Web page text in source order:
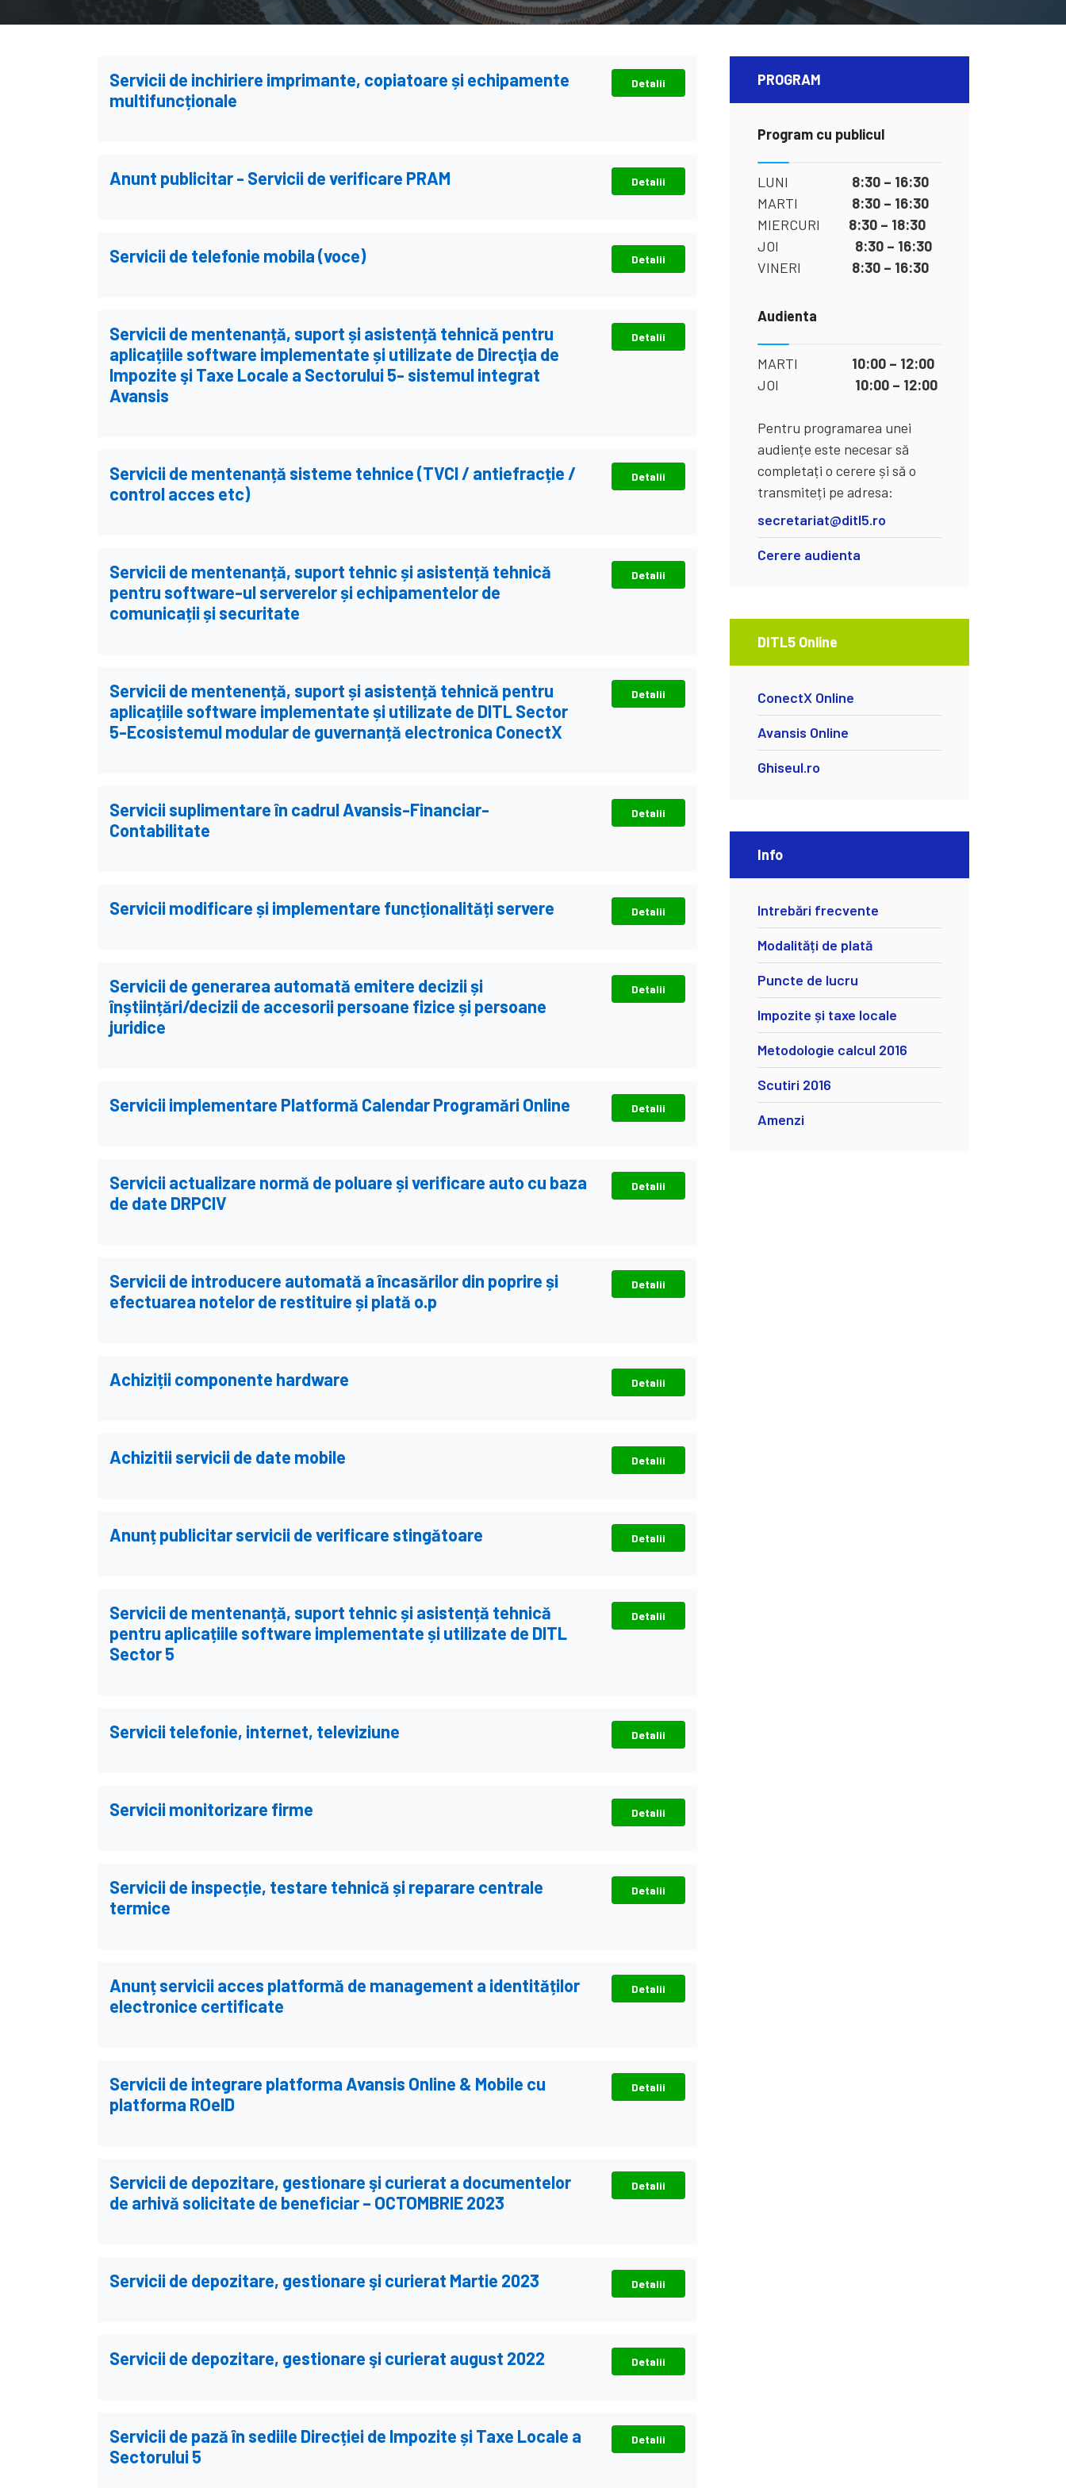
Servicii de inchiriere imprimante, copiatoare și echipamente
multifuncționale
Detalii
Anunt publicitar - Servicii de verificare PRAM Detalii
Servicii de telefonie mobila (voce) Detalii
Servicii de mentenanță, suport și asistență tehnică pentru
aplicațiile software implementate și utilizate de Direcţia de
Impozite şi Taxe Locale a Sectorului 5- sistemul integrat
Avansis
Detalii
Servicii de mentenanță sisteme tehnice (TVCI / antiefracție /
control acces etc)
Detalii
Servicii de mentenanță, suport tehnic și asistență tehnică
pentru software-ul serverelor și echipamentelor de
comunicații și securitate
Detalii
Servicii de mentenență, suport și asistență tehnică pentru
aplicațiile software implementate și utilizate de DITL Sector
5-Ecosistemul modular de guvernanță electronica ConectX
Detalii
Servicii suplimentare în cadrul Avansis-Financiar-
Contabilitate
Detalii
Servicii modificare și implementare funcționalități servere Detalii
Servicii de generarea automată emitere decizii și
înștiințări/decizii de accesorii persoane fizice și persoane
juridice
Detalii
Servicii implementare Platformă Calendar Programări Online Detalii
Servicii actualizare normă de poluare și verificare auto cu baza
de date DRPCIV
Detalii
Servicii de introducere automată a încasărilor din poprire și
efectuarea notelor de restituire și plată o.p
Detalii
Achiziții componente hardware Detalii
Achizitii servicii de date mobile Detalii
Anunț publicitar servicii de verificare stingătoare Detalii
Servicii de mentenanță, suport tehnic și asistență tehnică
pentru aplicațiile software implementate și utilizate de DITL
Sector 5
Detalii
Servicii telefonie, internet, televiziune Detalii
Servicii monitorizare firme Detalii
Servicii de inspecție, testare tehnică și reparare centrale
termice
Detalii
Anunț servicii acces platformă de management a identităților
electronice certificate
Detalii
Servicii de integrare platforma Avansis Online & Mobile cu
platforma ROeID
Detalii
Servicii de depozitare, gestionare şi curierat a documentelor
de arhivă solicitate de beneficiar – OCTOMBRIE 2023
Detalii
Servicii de depozitare, gestionare şi curierat Martie 2023 Detalii
Servicii de depozitare, gestionare şi curierat august 2022 Detalii
Servicii de pază în sediile Direcției de Impozite și Taxe Locale a
Sectorului 5
Detalii
PROGRAM
Program cu publicul
LUNI 8:30 – 16:30
MARTI 8:30 – 16:30
MIERCURI 8:30 – 18:30
JOI 8:30 – 16:30
VINERI 8:30 – 16:30
Audienta
MARTI 10:00 – 12:00
JOI 10:00 – 12:00
Pentru programarea unei
audiențe este necesar să
completați o cerere și să o
transmiteți pe adresa:
secretariat@ditl5.ro
Cerere audienta
DITL5 Online
ConectX Online
Avansis Online
Ghiseul.ro
Info
Intrebări frecvente
Modalități de plată
Puncte de lucru
Impozite și taxe locale
Metodologie calcul 2016
Scutiri 2016
Amenzi